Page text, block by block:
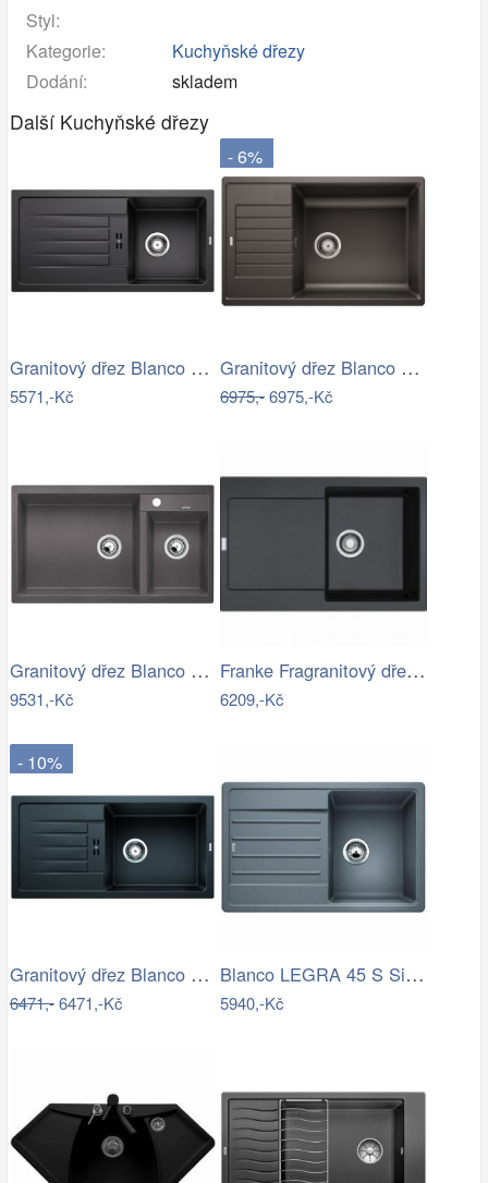
Styl:
Kategorie:
Kuchyňské dřezy
Dodání:
skladem
Další Kuchyňské dřezy
Granitový dřez Blanco FAVUM 45 S…
5571,-Kč
- 6%
Granitový dřez Blanco ZIA XL 6 S…
6975,-6975,-Kč
Granitový dřez Blanco METRA 9 šedá…
9531,-Kč
Franke Fragranitový dřez MRG 611, 78x50…
6209,-Kč
- 10%
Granitový dřez Blanco FAVUM XL 6 S…
6471,-6471,-Kč
Blanco LEGRA 45 S Silgranit aluminium…
5940,-Kč